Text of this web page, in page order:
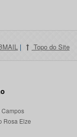
| Topo do Site
Rosa Elze